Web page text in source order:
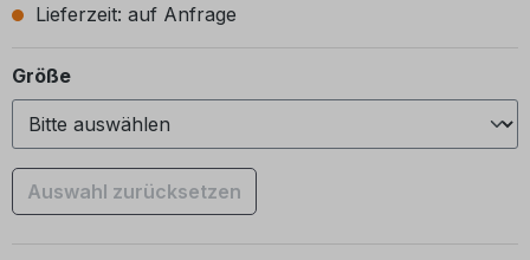
Lieferzeit: auf Anfrage
Größeauswählen
Auswahl zurücksetzen